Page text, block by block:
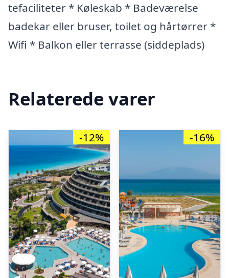
tefaciliteter * Køleskab * Badeværelse
badekar eller bruser, toilet og hårtørrer *
Wifi * Balkon eller terrasse (siddeplads)
Relaterede varer
-12% -16%